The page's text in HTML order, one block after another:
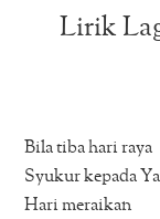
Lirik
Bila tiba hari raya
Syukur kepada
Hari meraikan